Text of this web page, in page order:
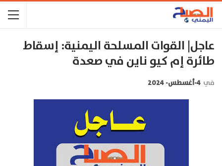
عاجل| القوات المسلحة اليمنية: إسقاط
طائرة إم كيو ناين في صعدة
في 4-أغسطس- 2024